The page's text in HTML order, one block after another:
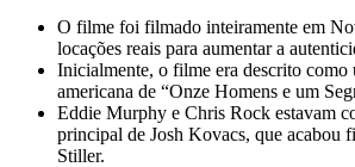
O filme foi filmado inteiramente em
locações reais para aumentar a
Inicialmente, o filme era descrito como
americana de “Onze Homens e um
Eddie Murphy e Chris Rock estavam
principal de Josh Kovacs, que acabou
Stiller.